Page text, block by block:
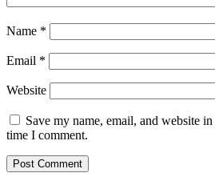
Name *
Email *
Website
Save my name, email, and website
time I comment.